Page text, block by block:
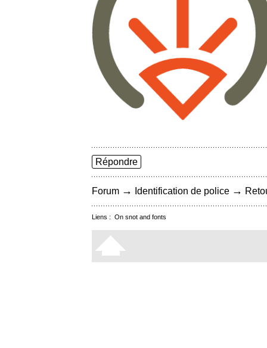
Répondre
Forum → Identification de police →
Liens : On snot and fonts